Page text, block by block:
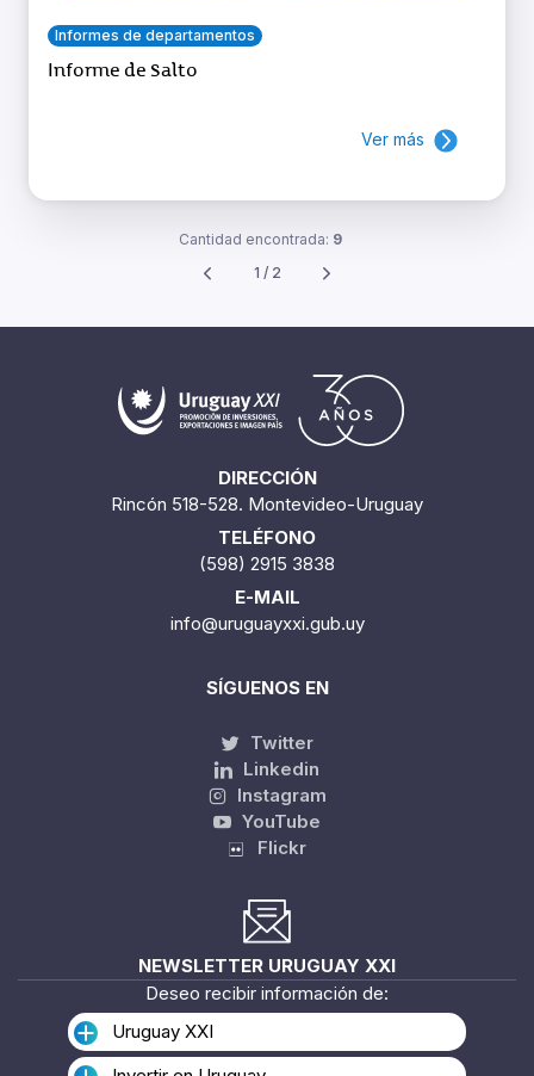
Informes de departamentos
Informe de Salto
Ver más
Cantidad encontrada: 9
1 / 2
DIRECCIÓN
Rincón 518-528. Montevideo-Uruguay
TELÉFONO
(598) 2915 3838
E-MAIL
info@uruguayxxi.gub.uy
SÍGUENOS EN
Twitter
Linkedin
Instagram
YouTube
Flickr
NEWSLETTER URUGUAY XXI
Deseo recibir información de:
Uruguay XXI